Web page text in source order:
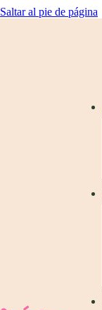
Saltar al pie de página